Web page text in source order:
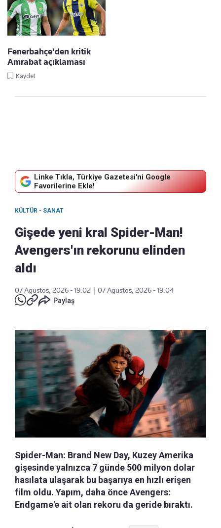
Fenerbahçe'den kritik
Amrabat açıklaması
Kaydet
Linke Tıkla, Türkiye Gazetesi'ni Google
Favorilerine Ekle!
KÜLTÜR - SANAT
Gişede yeni kral Spider-Man!
Avengers'ın rekorunu elinden
aldı
07 Ağustos, 2026 - 19:02
07 Ağustos, 2026 - 19:04
Paylaş
Spider-Man: Brand New Day, Kuzey Amerika
gişesinde yalnızca 7 günde 500 milyon dolar
hasılata ulaşarak bu başarıya en hızlı erişen
film oldu. Yapım, daha önce Avengers:
Endgame'e ait olan rekoru da geride bıraktı.